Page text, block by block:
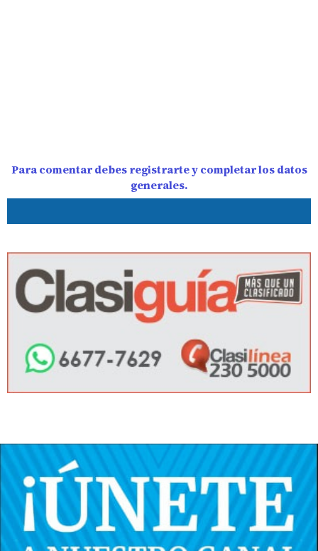
Para comentar debes registrarte y completar los datos
generales.